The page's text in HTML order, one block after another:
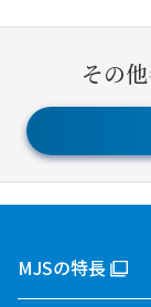
その
MJSの特長